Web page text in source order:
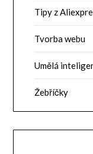
Tipy z
Tvorba webu
Umělá
Žebříčky